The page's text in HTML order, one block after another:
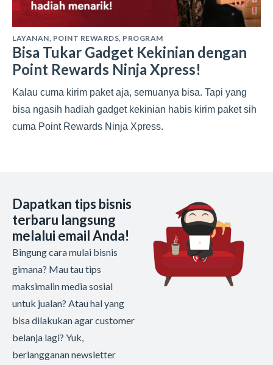
LAYANAN, POINT REWARDS, PROGRAM
Bisa Tukar Gadget Kekinian dengan
Point Rewards Ninja Xpress!
Kalau cuma kirim paket aja, semuanya bisa. Tapi yang
bisa ngasih hadiah gadget kekinian habis kirim paket sih
cuma Point Rewards Ninja Xpress.
Dapatkan tips bisnis
terbaru langsung
melalui email Anda!
Bingung cara mulai bisnis
gimana? Mau tau tips
maksimalin media sosial
untuk jualan? Atau hal yang
bisa dilakukan agar customer
belanja lagi? Yuk,
berlangganan newsletter